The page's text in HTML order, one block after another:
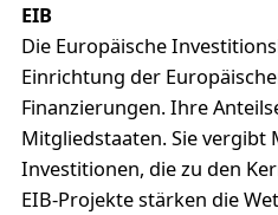
EIB
Die Europäische
Einrichtung der
Finanzierungen. Ihre
Mitgliedstaaten. Sie vergibt
Investitionen, die zu den
EIB-Projekte stärken die